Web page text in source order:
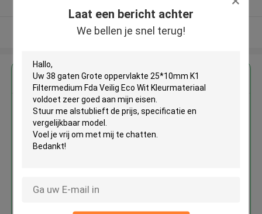
Laat een bericht achter
We bellen je snel terug!
Bekijk meer
Krijg de beste prijs voor
38 gaten Grote oppervlakte
25*10mm K1 Filtermedium Fda
Veilig Eco Wit Kleurmateriaal